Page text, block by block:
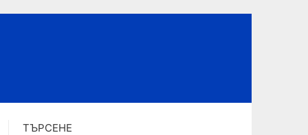
ТЪРСЕНЕ